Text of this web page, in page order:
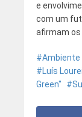
e
com um
afirmam
Ambiente
Luís
Green"